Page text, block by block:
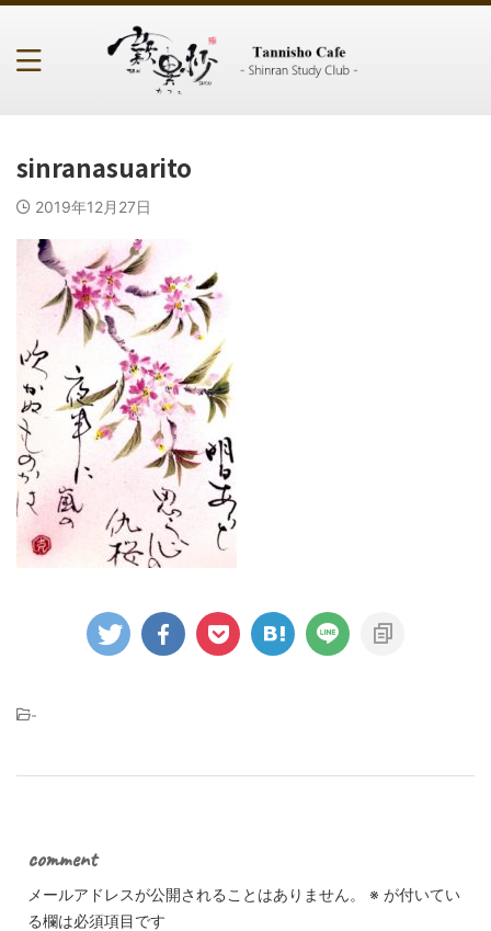
sinranasuarito
2019年12月27日
-
comment
メールアドレスが公開されることはありません。 ※ が付いてい
る欄は必須項目です